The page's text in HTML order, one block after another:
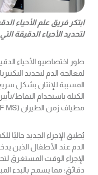
ابتكر فريق علم الأحياء
لتحديد الأحياء الدقيقة
طور اختصاصيو الأحياء
لمعالجة الدم لتحديد
المسببة للإنتان بشكل
الكتلة باستخدام التفاظ/
مطياف زمن الطيران (MALDI-TOF MS).
يُطبق الإجراء الجديد
الدم عند الأطفال الذين
الإجراء الوقت المستغرق
دقائق؛ مما يسمح بالبدء